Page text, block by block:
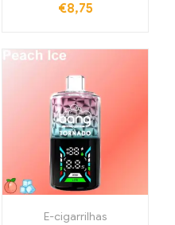
exótica de fruta com
€8,75
E-cigarrilhas